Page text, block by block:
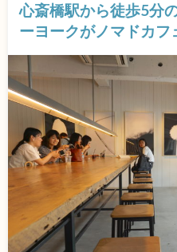
心斎橋駅から徒歩5分
ーヨークがノマドカフ